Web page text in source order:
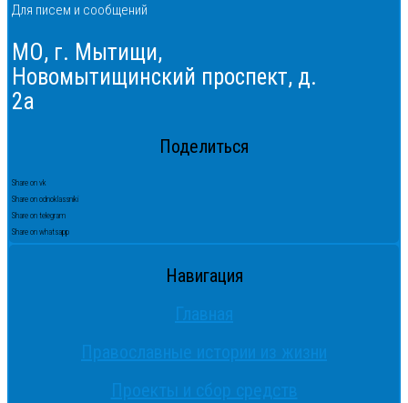
Для писем и сообщений
МО, г. Мытищи,
Новомытищинский проспект, д.
2а
Поделиться
Share on vk
Share on odnoklassniki
Share on telegram
Share on whatsapp
Навигация
Главная
Православные истории из жизни
Проекты и сбор средств